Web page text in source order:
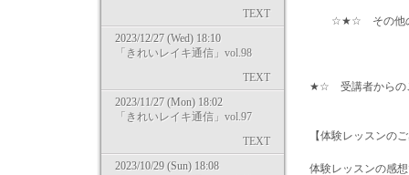
TEXT
2023/12/27 (Wed) 18:10
「きれいレイキ通信」vol.98
TEXT
2023/11/27 (Mon) 18:02
「きれいレイキ通信」vol.97
TEXT
2023/10/29 (Sun) 18:08
☆★☆ その他の開
★☆ 受講者か
【体験レッスンの
体験レッスンの感